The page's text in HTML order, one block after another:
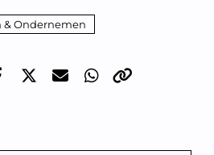
& Ondernemen